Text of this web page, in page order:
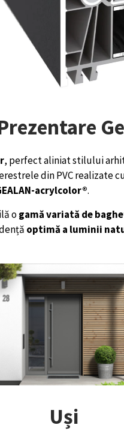
, perfect aliniat stilului
din PVC realizate
acrylcolor®.
ogamă variată de
optimă a luminii
Uși